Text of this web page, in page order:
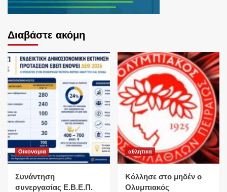
Διαβάστε ακόμη
Οικονομια
Συνάντηση
συνεργασίας Ε.Β.Ε.Π.
αθλητικα
Κόλλησε στο μηδέν ο
Ολυμπιακός